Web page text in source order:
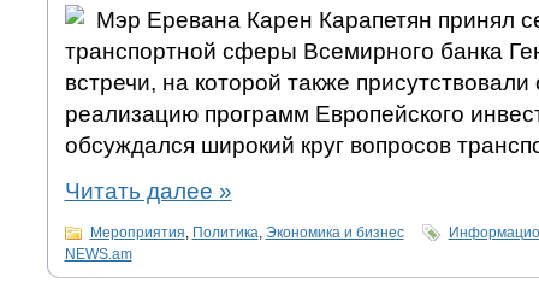
Мэр Еревана Карен Карапетян принял
транспортной сферы Всемирного банка
встречи, на которой также
реализацию программ Европейского
обсуждался широкий круг вопросов
Читать далее »
Мероприятия, Политика, Экономика и бизнес
NEWS.am